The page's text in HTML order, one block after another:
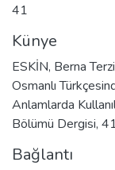
41
Künye
ESKİN, Berna
Osmanlı
Anlamlarda
Bölümü Dergisi,
Bağlantı